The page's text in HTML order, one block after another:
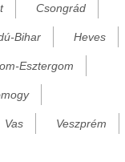
Csongrád
Bihar Heves
Esztergom
Vas Veszprém